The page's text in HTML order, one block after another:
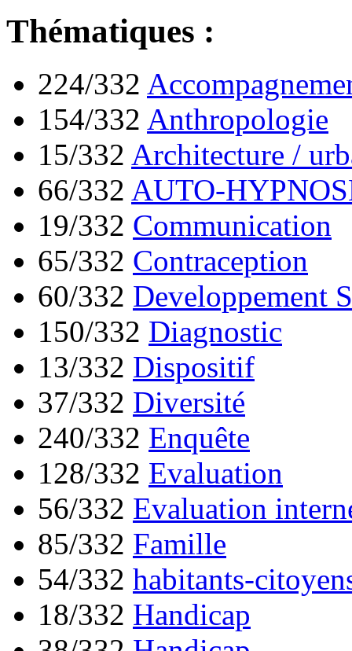
Thématiques :
224/332
154/332 Anthropologie
15/332 Architecture /
66/332 AUTO-
19/332 Communication
65/332 Contraception
60/332 Developpement
150/332 Diagnostic
13/332 Dispositif
37/332 Diversité
240/332 Enquête
128/332 Evaluation
56/332 Evaluation
85/332 Famille
54/332 habitants-
18/332 Handicap